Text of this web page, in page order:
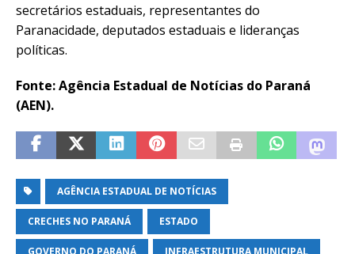
secretários estaduais, representantes do
Paranacidade, deputados estaduais e lideranças
políticas.
Fonte: Agência Estadual de Notícias do Paraná
(AEN).
AGÊNCIA ESTADUAL DE NOTÍCIAS
CRECHES NO PARANÁ ESTADO
GOVERNO DO PARANÁ INFRAESTRUTURA MUNICIPAL